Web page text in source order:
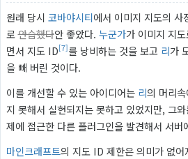
원래 당시 코바야시티에서 이미지 지도의 사
로안습했다안 좋았다. 누군가가 이미지 지
면서 지도 ID[7]를 낭비하는 것을 보고 리가
을 빼 버린 것이다.
이를 개선할 수 있는 아이디어는 리의 머리
지 못해서 실현되지는 못하고 있었지만, 그
제에 접근한 다른 플러그인을 발견해서 서버
마인크래프트의 지도 ID 제한은 의미가 없